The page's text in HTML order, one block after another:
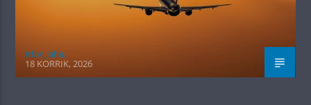
Irfan Jahiu
18 KORRIK, 2026